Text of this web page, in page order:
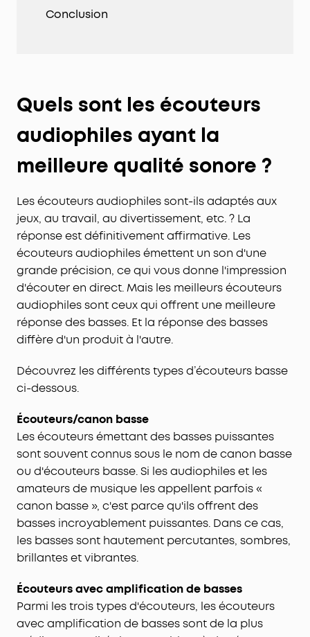
Conclusion
Quels sont les écouteurs
audiophiles ayant la
meilleure qualité sonore ?
Les écouteurs audiophiles sont-ils adaptés aux
jeux, au travail, au divertissement, etc. ? La
réponse est définitivement affirmative. Les
écouteurs audiophiles émettent un son d'une
grande précision, ce qui vous donne l'impression
d'écouter en direct. Mais les meilleurs écouteurs
audiophiles sont ceux qui offrent une meilleure
réponse des basses. Et la réponse des basses
diffère d'un produit à l'autre.
Découvrez les différents types d’écouteurs basse
ci-dessous.
Écouteurs/canon basse
Les écouteurs émettant des basses puissantes
sont souvent connus sous le nom de canon basse
ou d'écouteurs basse. Si les audiophiles et les
amateurs de musique les appellent parfois «
canon basse », c'est parce qu'ils offrent des
basses incroyablement puissantes. Dans ce cas,
les basses sont hautement percutantes, sombres,
brillantes et vibrantes.
Écouteurs avec amplification de basses
Parmi les trois types d'écouteurs, les écouteurs
avec amplification de basses sont de la plus